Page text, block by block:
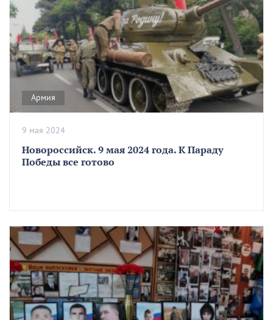
Армия
Новороссийск. 9 мая 2024 года. К Параду
Победы все готово
9 мая 2024